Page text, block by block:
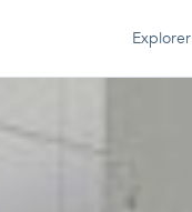
Explorer